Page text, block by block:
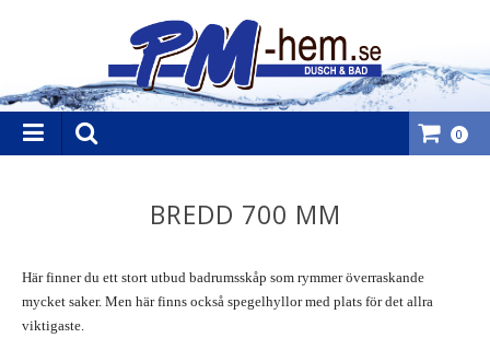
0
BREDD 700 MM
Här finner du ett stort utbud badrumsskåp som rymmer överraskande
mycket saker. Men här finns också spegelhyllor med plats för det allra
viktigaste.